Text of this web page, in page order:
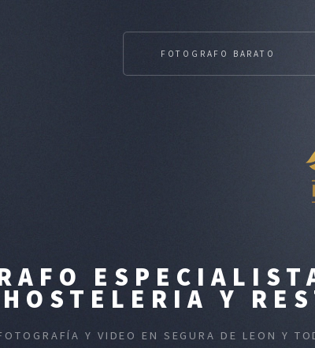
Y
Y VIDEO EN SEGURA DE LEON Y
FOTOGRAFO BARATO